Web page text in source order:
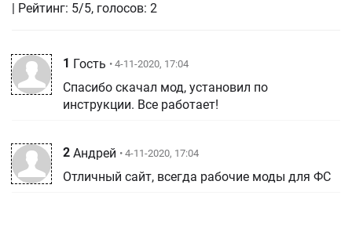
| Рейтинг: 5/5, голосов: 2
1 Гость • 4-11-2020, 17:04
Спасибо скачал мод, установил по
инструкции. Все работает!
2 Андрей • 4-11-2020, 17:04
Отличный сайт, всегда рабочие моды для ФС